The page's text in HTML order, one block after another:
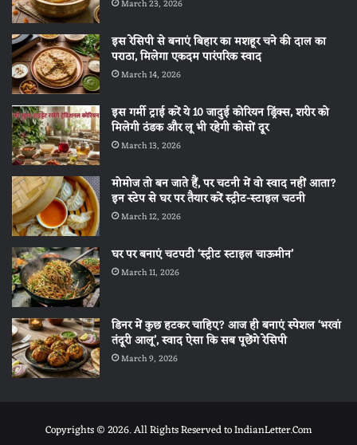
March 23, 2026
इस रेसिपी से बनाएं बिहार का मशहूर चने की दाल का
पराठा, मिलेगा एकदम पारंपरिक स्वाद
March 14, 2026
इस गर्मी ट्राई करें ये 10 जादुई कोरियन ड्रिंक्स, शरीर को
मिलेगी ठंडक और लू भी रहेगी कोसों दूर
March 13, 2026
मोमोज तो बन जाते हैं, पर चटनी में वो स्वाद नहीं आता?
इन स्टेप से घर पर तैयार करें स्ट्रीट-स्टाइल चटनी
March 12, 2026
घर पर बनाएं चटपटी ‘स्ट्रीट स्टाइल चाऊमीन’
March 11, 2026
डिनर में कुछ हटकर चाहिए? आज ही बनाएं स्पेशल ‘भरवां
तंदूरी आलू’, स्वाद ऐसा कि सब पूछेंगे रेसिपी
March 9, 2026
Copyrights © 2026. All Rights Reserved to IndianLetter.Com